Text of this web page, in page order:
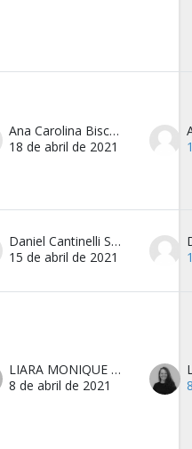
Ana Carolina Biscolla de Feitas
18 de abril de 2021
Daniel Cantinelli Sevillano
15 de abril de 2021
LIARA MONIQUE BRITO DE OLIVEIRA RAMORTSUA
8 de abril de 2021